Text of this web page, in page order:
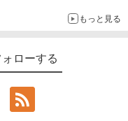
もっと見る
ローする